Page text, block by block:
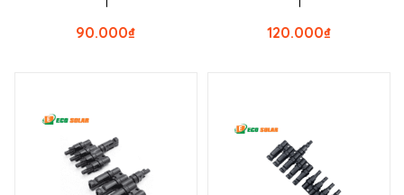
₫
90.000 ₫
120.000